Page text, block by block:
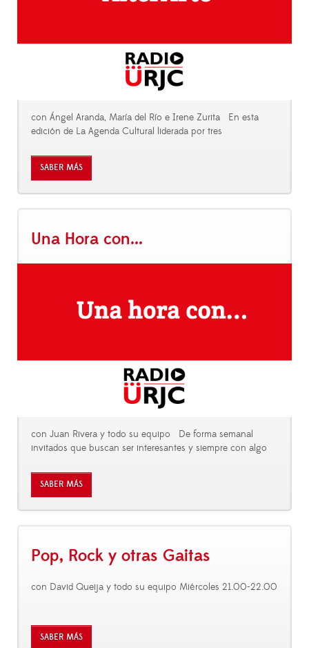
con Ángel Aranda, María del Río e Irene Zurita En esta
edición de La Agenda Cultural liderada por tres
SABER MÁS
Una Hora con...
con Juan Rivera y todo su equipo De forma semanal
invitados que buscan ser interesantes y siempre con algo
SABER MÁS
Pop, Rock y otras Gaitas
con David Queija y todo su equipo Miércoles 21.00-22.00
SABER MÁS